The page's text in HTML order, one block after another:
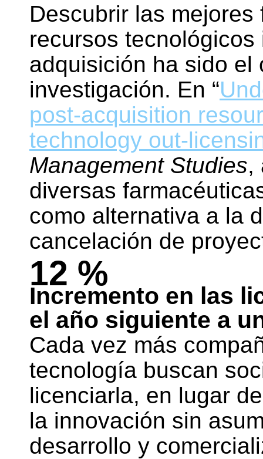
Descubrir las
recursos
adquisición ha sido el
investigación. En “
post-acquisition
technology out-
Management Studies,
diversas
como alternativa a la
cancelación de
12 %
Incremento en las
el año siguiente a
Cada vez más
tecnología buscan
licenciarla, en lugar
la innovación sin
desarrollo y